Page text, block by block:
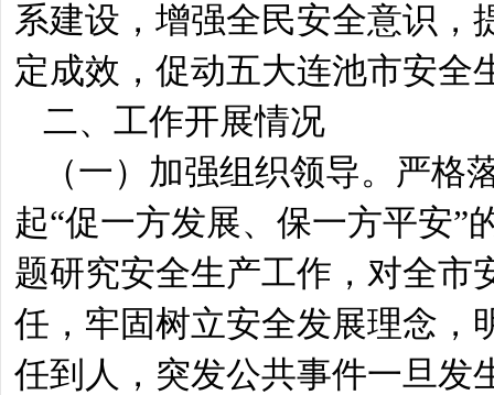
系建设，增强全民安全意识，
定成效，促动五大连池市安全
二、工作开展情况
（一）加强组织领导。严
起“促一方发展、保一方平安”
题研究安全生产工作，对全市
任，牢固树立安全发展理念，
任到人，突发公共事件一旦发